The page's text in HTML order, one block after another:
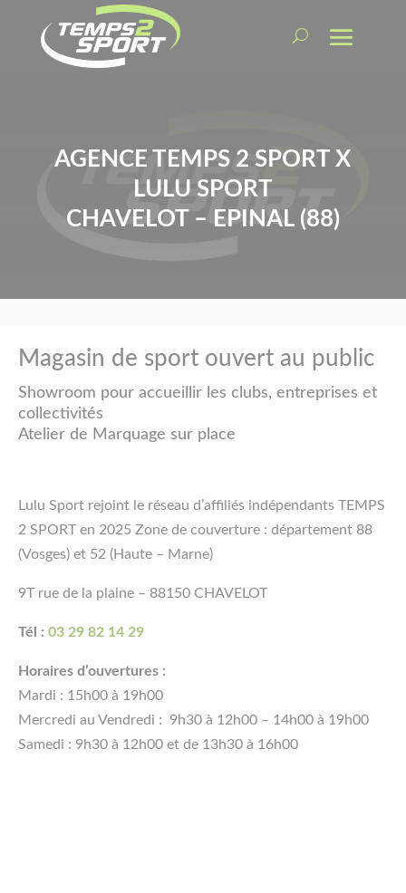
AGENCE TEMPS 2 SPORT X
LULU SPORT
CHAVELOT – EPINAL (88)
Magasin de sport ouvert au public
Showroom pour accueillir les clubs, entreprises et
collectivités
Atelier de Marquage sur place
Lulu Sport rejoint le réseau d’affiliés indépendants TEMPS
2 SPORT en 2025 Zone de couverture : département 88
(Vosges) et 52 (Haute – Marne)
9T rue de la plaine – 88150 CHAVELOT
Tél : 03 29 82 14 29
Horaires d’ouvertures :
Mardi : 15h00 à 19h00
Mercredi au Vendredi : 9h30 à 12h00 – 14h00 à 19h00
Samedi : 9h30 à 12h00 et de 13h30 à 16h00